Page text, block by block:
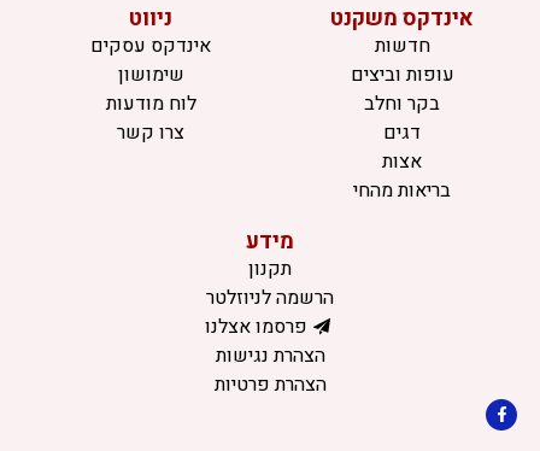
אינדקס משקנט
חדשות
עופות וביצים
בקר וחלב
דגים
אצות
בריאות מהחי
ניווט
אינדקס עסקים
שימושון
לוח מודעות
צרו קשר
מידע
תקנון
הרשמה לניוזלטר
פרסמו אצלנו
הצהרת נגישות
הצהרת פרטיות